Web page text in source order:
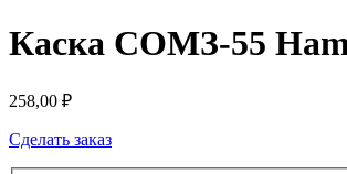
Каска СОМЗ-55
258,00 ₽
Сделать заказ